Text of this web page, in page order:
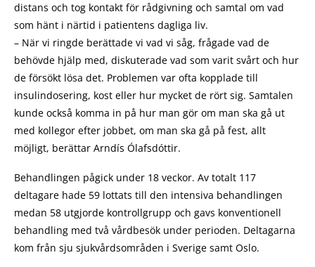
distans och tog kontakt för rådgivning och samtal om vad
som hänt i närtid i patientens dagliga liv.
– När vi ringde berättade vi vad vi såg, frågade vad de
behövde hjälp med, diskuterade vad som varit svårt och hur
de försökt lösa det. Problemen var ofta kopplade till
insulindosering, kost eller hur mycket de rört sig. Samtalen
kunde också komma in på hur man gör om man ska gå ut
med kollegor efter jobbet, om man ska gå på fest, allt
möjligt, berättar Arndís Ólafsdóttir.
Behandlingen pågick under 18 veckor. Av totalt 117
deltagare hade 59 lottats till den intensiva behandlingen
medan 58 utgjorde kontrollgrupp och gavs konventionell
behandling med två vårdbesök under perioden. Deltagarna
kom från sju sjukvårdsområden i Sverige samt Oslo.